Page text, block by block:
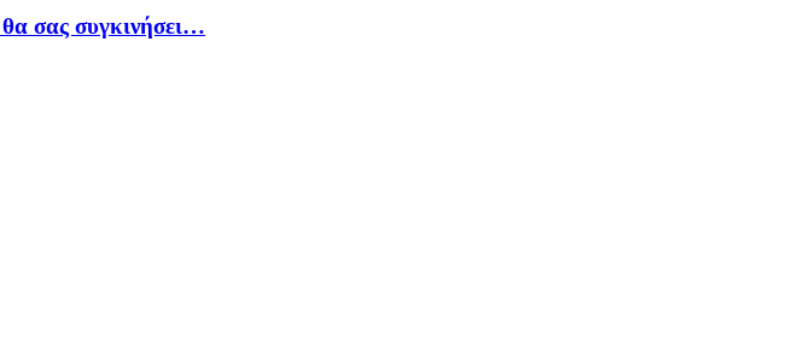
σας συγκινήσει…